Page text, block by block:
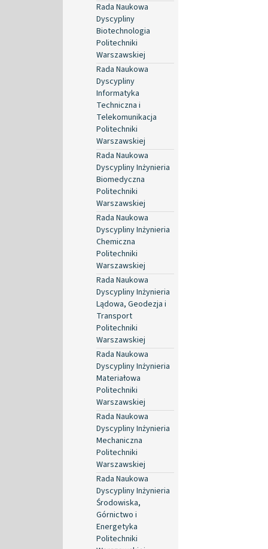
Rada Naukowa
Dyscypliny
Biotechnologia
Politechniki
Warszawskiej
Rada Naukowa
Dyscypliny
Informatyka
Techniczna i
Telekomunikacja
Politechniki
Warszawskiej
Rada Naukowa
Dyscypliny Inżynieria
Biomedyczna
Politechniki
Warszawskiej
Rada Naukowa
Dyscypliny Inżynieria
Chemiczna
Politechniki
Warszawskiej
Rada Naukowa
Dyscypliny Inżynieria
Lądowa, Geodezja i
Transport
Politechniki
Warszawskiej
Rada Naukowa
Dyscypliny Inżynieria
Materiałowa
Politechniki
Warszawskiej
Rada Naukowa
Dyscypliny Inżynieria
Mechaniczna
Politechniki
Warszawskiej
Rada Naukowa
Dyscypliny Inżynieria
Środowiska,
Górnictwo i
Energetyka
Politechniki